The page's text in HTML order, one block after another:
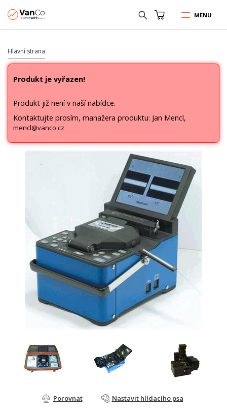
MENU
Hlavní strana
Produkt je vyřazen!
Produkt již není v naší nabídce.
Kontaktujte prosím, manažera produktu: Jan Mencl,
mencl@vanco.cz
Porovnat Nastavit hlídacího psa